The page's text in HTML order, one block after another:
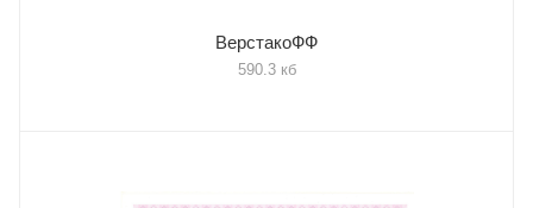
ВерстакоФФ
590.3 кб